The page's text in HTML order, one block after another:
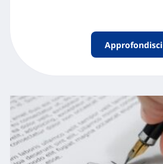
Approfondisci